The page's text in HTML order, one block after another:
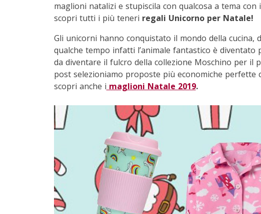
maglioni natalizi e stupiscila con qualcosa a tema
scopri tutti i più teneri regali Unicorno per Natale!
Gli unicorni hanno conquistato il mondo della cucina,
qualche tempo infatti l’animale fantastico è
da diventare il fulcro della collezione Moschino per il
post selezioniamo proposte più economiche perfette
scopri anche i maglioni Natale 2019.